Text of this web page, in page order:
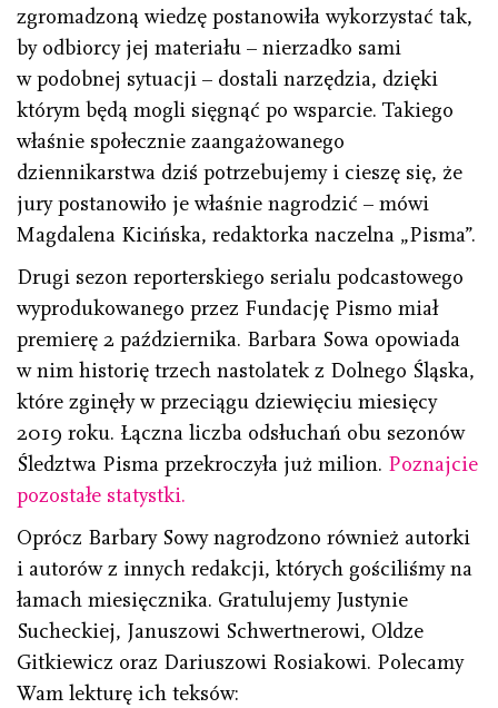
zgromadzoną wiedzę postanowiła wykorzystać tak,
by odbiorcy jej materiału – nierzadko sami
w podobnej sytuacji – dostali narzędzia, dzięki
którym będą mogli sięgnąć po wsparcie. Takiego
właśnie społecznie zaangażowanego
dziennikarstwa dziś potrzebujemy i cieszę się, że
jury postanowiło je właśnie nagrodzić – mówi
Magdalena Kicińska, redaktorka naczelna „Pisma”.
Drugi sezon reporterskiego serialu podcastowego
wyprodukowanego przez Fundację Pismo miał
premierę 2 października. Barbara Sowa opowiada
w nim historię trzech nastolatek z Dolnego Śląska,
które zginęły w przeciągu dziewięciu miesięcy
2019 roku. Łączna liczba odsłuchań obu sezonów
Śledztwa Pisma przekroczyła już milion. Poznajcie
pozostałe statystki.
Oprócz Barbary Sowy nagrodzono również autorki
i autorów z innych redakcji, których gościliśmy na
łamach miesięcznika. Gratulujemy Justynie
Sucheckiej, Januszowi Schwertnerowi, Oldze
Gitkiewicz oraz Dariuszowi Rosiakowi. Polecamy
Wam lekturę ich teksów: